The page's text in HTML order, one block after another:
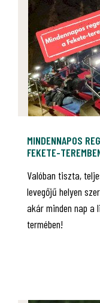
MINDENNAPOS
FEKETE-
Valóban tiszta,
levegőjű helyen
akár minden nap a
termében!